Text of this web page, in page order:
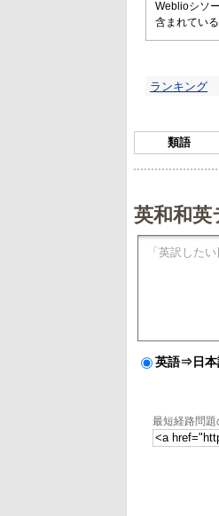
Weblioシソ
含まれてい
ランキング
類語
英和和
英語⇒日
最短経路問題